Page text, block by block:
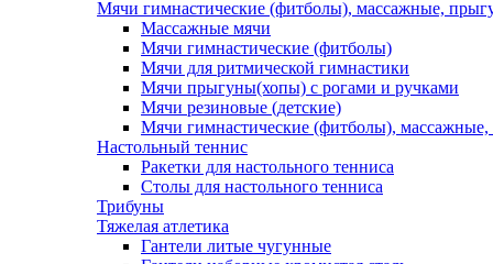
Мячи гимнастические (фитболы), массажные,
Массажные мячи
Мячи гимнастические (фитболы)
Мячи для ритмической гимнастики
Мячи прыгуны(хопы) с рогами и ручками
Мячи резиновые (детские)
Мячи гимнастические (фитболы),
Настольный теннис
Ракетки для настольного тенниса
Столы для настольного тенниса
Трибуны
Тяжелая атлетика
Гантели литые чугунные